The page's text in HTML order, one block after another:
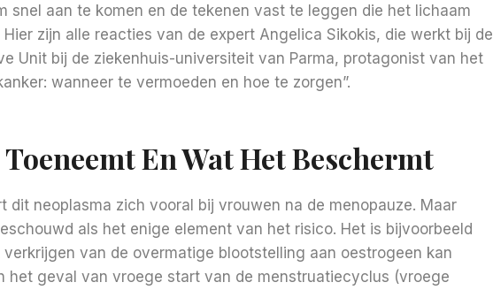
snel aan te komen en de tekenen vast te leggen die het lichaam
zijn alle reacties van de expert Angelica Sikokis, die werkt bij de
Unit bij de ziekenhuis-universiteit van Parma, protagonist van het
wanneer te vermoeden en hoe te zorgen”.
En Wat Het Beschermt
dit neoplasma zich vooral bij vrouwen na de menopauze. Maar
als het enige element van het risico. Het is bijvoorbeeld
van de overmatige blootstelling aan oestrogeen kan
het geval van vroege start van de menstruatiecyclus (vroege